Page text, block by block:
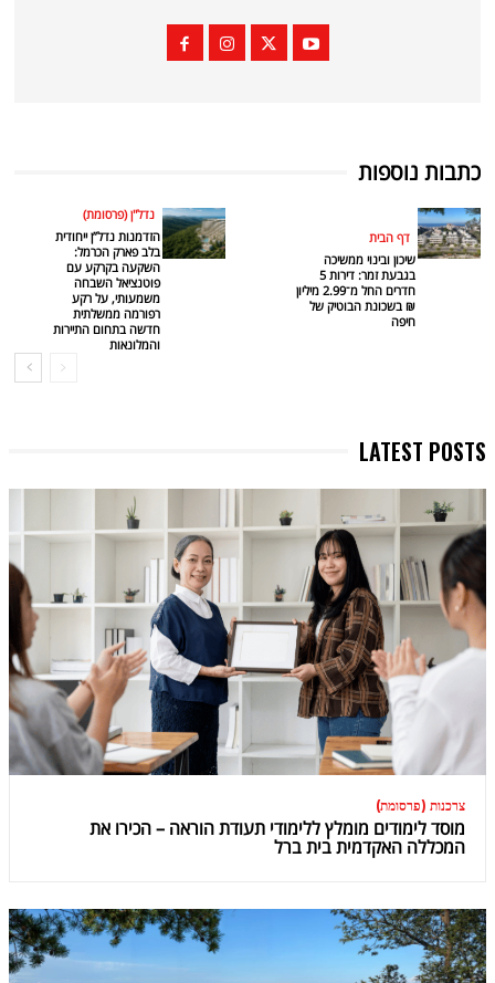
כתבות נוספות
דף הבית
שיכון ובינוי ממשיכה
בגבעת זמר: דירות 5
חדרים החל מ־2.99 מיליון
₪ בשכונת הבוטיק של
חיפה
נדל"ן (פרסומת)
הזדמנות נדל”ן ייחודית
בלב פארק הכרמל:
השקעה בקרקע עם
פוטנציאל השבחה
משמעותי, על רקע
רפורמה ממשלתית
חדשה בתחום התיירות
והמלונאות
LATEST POSTS
צרכנות (פרסומת)
מוסד לימודים מומלץ ללימודי תעודת הוראה – הכירו את
המכללה האקדמית בית ברל